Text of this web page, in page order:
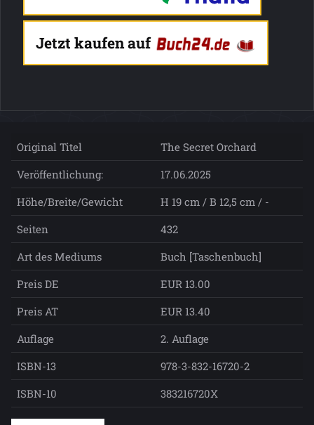
Jetzt kaufen auf
Original Titel
The Secret Orchard
Veröffentlichung:
17.06.2025
Höhe/Breite/Gewicht
H 19 cm / B 12,5 cm / -
Seiten
432
Art des Mediums
Buch [Taschenbuch]
Preis DE
EUR 13.00
Preis AT
EUR 13.40
Auflage
2. Auflage
ISBN-13
978-3-832-16720-2
ISBN-10
383216720X